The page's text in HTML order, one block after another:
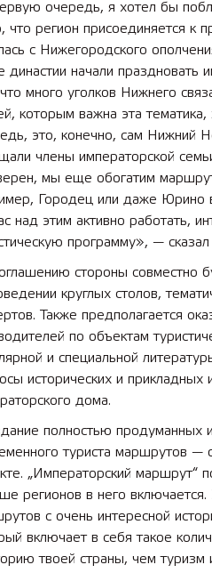
очередь, я хотел бы
что регион присоединяется к
с Нижегородского
династии начали
много уголков Нижнего
которым важна эта
это, конечно, сам Нижний
члены императорской
мы еще обогатим
Городец или даже Юрино
над этим активно работать,
программу», — сказал
стороны совместно
круглых столов,
Также предполагается
по объектам
и специальной
исторических и прикладных
дома.
полностью продуманных
туриста маршрутов —
„Императорский маршрут“
регионов в него
с очень интересной
включает в себя такое
твоей страны, чем туризм
55 лет СОШ №2